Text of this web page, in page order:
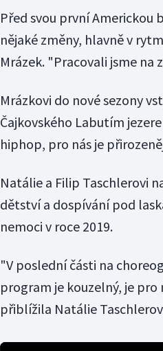
Před svou první
nějaké změny, hlavně v
Mrázek. "Pracovali jsme na
Mrázkovi do nové sezony
Čajkovského Labutím
hiphop, pro nás je
Natálie a Filip Taschlerovi
dětství a dospívání pod
nemoci v roce 2019.
"V poslední části na
program je kouzelný, je
přiblížila Natálie